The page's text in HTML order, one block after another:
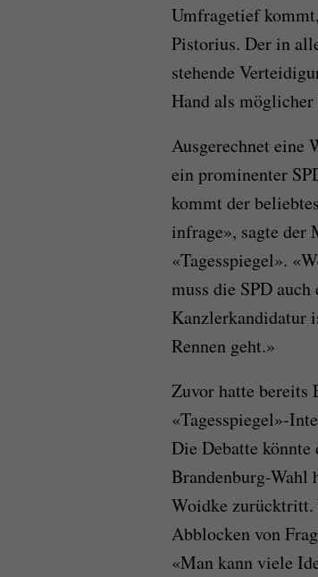
Umfragetief
Pistorius. Der in
stehende
Hand als
Ausgerechnet eine
ein prominenter
kommt der
infrage», sagte der
«Tagesspiegel».
muss die SPD
Kanzlerkandidatur
Rennen geht.»
Zuvor hatte bereits
«Tagesspiegel»-
Die Debatte könnte
Brandenburg-
Woidke zurücktritt.
Abblocken von
«Man kann viele